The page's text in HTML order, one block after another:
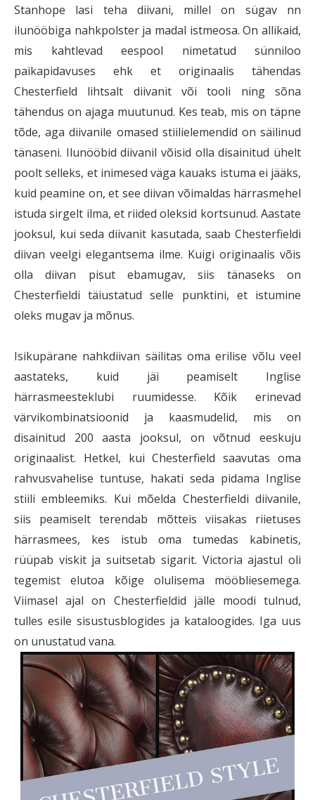
Stanhope lasi teha diivani, millel on sügav nn
ilunööbiga nahkpolster ja madal istmeosa. On allikaid,
mis kahtlevad eespool nimetatud sünniloo
paikapidavuses ehk et originaalis tähendas
Chesterfield lihtsalt diivanit või tooli ning sõna
tähendus on ajaga muutunud. Kes teab, mis on täpne
tõde, aga diivanile omased stiilielemendid on säilinud
tänaseni. Ilunööbid diivanil võisid olla disainitud ühelt
poolt selleks, et inimesed väga kauaks istuma ei jääks,
kuid peamine on, et see diivan võimaldas härrasmehel
istuda sirgelt ilma, et riided oleksid kortsunud. Aastate
jooksul, kui seda diivanit kasutada, saab Chesterfieldi
diivan veelgi elegantsema ilme. Kuigi originaalis võis
olla diivan pisut ebamugav, siis tänaseks on
Chesterfieldi täiustatud selle punktini, et istumine
oleks mugav ja mõnus.
Isikupärane nahkdiivan säilitas oma erilise võlu veel
aastateks, kuid jäi peamiselt Inglise
härrasmeesteklubi ruumidesse. Kõik erinevad
värvikombinatsioonid ja kaasmudelid, mis on
disainitud 200 aasta jooksul, on võtnud eeskuju
originaalist. Hetkel, kui Chesterfield saavutas oma
rahvusvahelise tuntuse, hakati seda pidama Inglise
stiili embleemiks. Kui mõelda Chesterfieldi diivanile,
siis peamiselt terendab mõtteis viisakas riietuses
härrasmees, kes istub oma tumedas kabinetis,
rüüpab viskit ja suitsetab sigarit. Victoria ajastul oli
tegemist elutoa kõige olulisema mööbliesemega.
Viimasel ajal on Chesterfieldid jälle moodi tulnud,
tulles esile sisustusblogides ja kataloogides. Iga uus
on unustatud vana.